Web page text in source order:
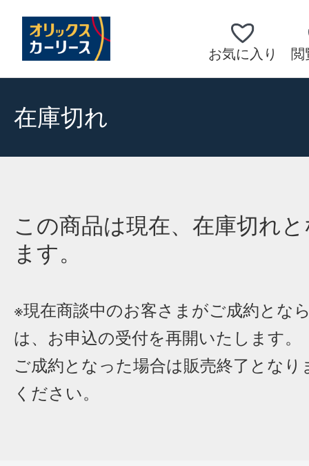
お気に入り 閲
在庫切れ
この商品は現在、在庫切れ
ます。
※現在商談中のお客さまがご成約とな
は、お申込の受付を再開いたします。
ご成約となった場合は販売終了となり
ください。